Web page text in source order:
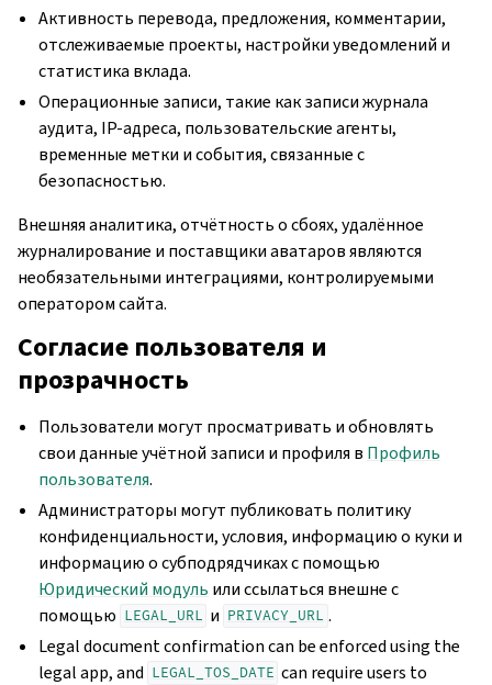
Активность перевода, предложения, комментарии,
отслеживаемые проекты, настройки уведомлений и
статистика вклада.
Операционные записи, такие как записи журнала
аудита, IP-адреса, пользовательские агенты,
временные метки и события, связанные с
безопасностью.
Внешняя аналитика, отчётность о сбоях, удалённое
журналирование и поставщики аватаров являются
необязательными интеграциями, контролируемыми
оператором сайта.
Согласие пользователя и
прозрачность
Пользователи могут просматривать и обновлять
свои данные учётной записи и профиля в Профиль
пользователя.
Администраторы могут публиковать политику
конфиденциальности, условия, информацию о куки и
информацию о субподрядчиках с помощью
Юридический модуль или ссылаться внешне с
помощью LEGAL_URL и PRIVACY_URL .
Legal document confirmation can be enforced using the
legal app, and LEGAL_TOS_DATE can require users to